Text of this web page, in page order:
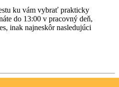
ku vám vybrať prakticky
do 13:00 v pracovný deň,
inak najneskôr nasledujúci